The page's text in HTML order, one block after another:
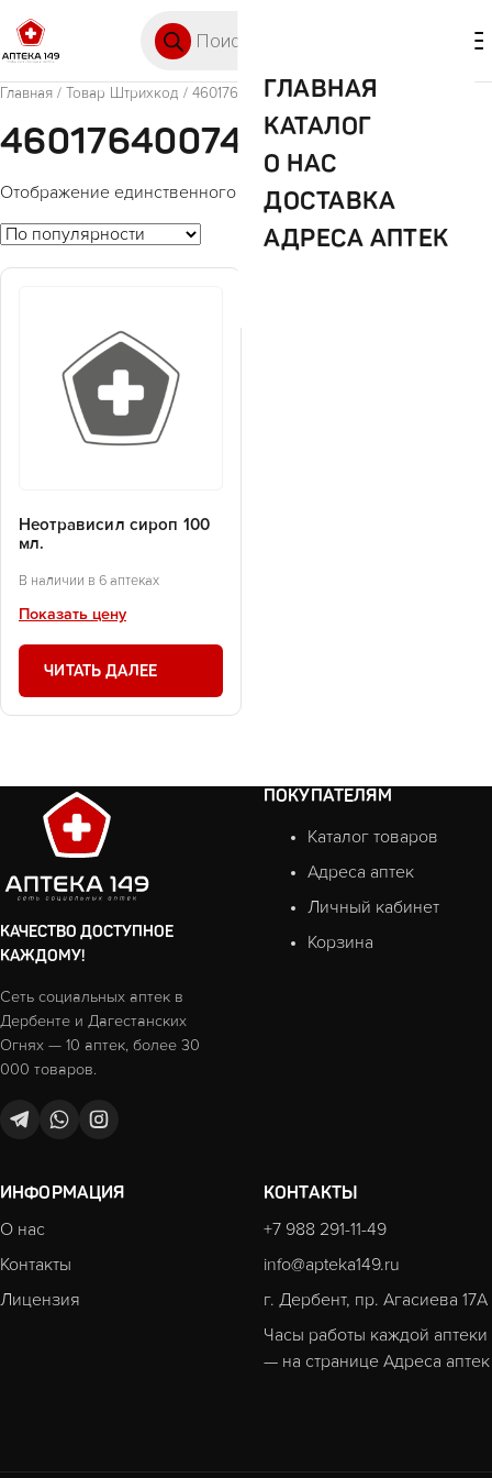
ГЛАВНАЯ
КАТАЛОГ
О НАС
ДОСТАВКА
АДРЕСА АПТЕК
Главная / Товар Штрихкод / 4601764007463
4601764007463
Отображение единственного товара
Неотрависил сироп 100
мл.
В наличии в 6 аптеках
Показать цену
ЧИТАТЬ ДАЛЕЕ
КАЧЕСТВО ДОСТУПНОЕ
КАЖДОМУ!
Сеть социальных аптек в
Дербенте и Дагестанских
Огнях — 10 аптек, более 30
000 товаров.
ПОКУПАТЕЛЯМ
Каталог товаров
Адреса аптек
Личный кабинет
Корзина
ИНФОРМАЦИЯ
О нас
Контакты
Лицензия
КОНТАКТЫ
+7 988 291-11-49
info@apteka149.ru
г. Дербент, пр. Агасиева 17А
Часы работы каждой аптеки
— на странице Адреса аптек